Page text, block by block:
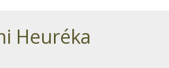
Heuréka